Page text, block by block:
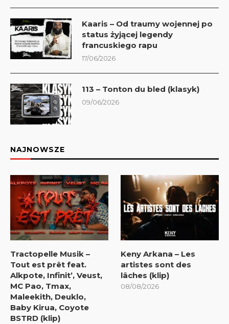
Kaaris – Od traumy wojennej po
status żyjącej legendy
francuskiego rapu
17/06/2026
113 – Tonton du bled (klasyk)
09/06/2026
NAJNOWSZE
Tractopelle Musik –
Tout est prêt feat.
Alkpote, Infinit’, Veust,
MC Pao, Tmax,
Maleekith, Deuklo,
Baby Kirua, Coyote
BSTRD (klip)
Keny Arkana – Les
artistes sont des
lâches (klip)
08/08/2026